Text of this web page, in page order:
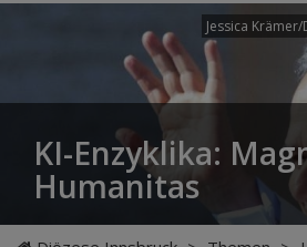
Jessica
KI-Enzyklika:
Humanitas